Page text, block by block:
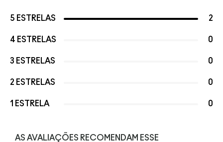
5 ESTRELAS 2
4 ESTRELAS 0
3 ESTRELAS 0
2 ESTRELAS 0
1 ESTRELA 0
AS AVALIAÇÕES RECOMENDAM ESSE